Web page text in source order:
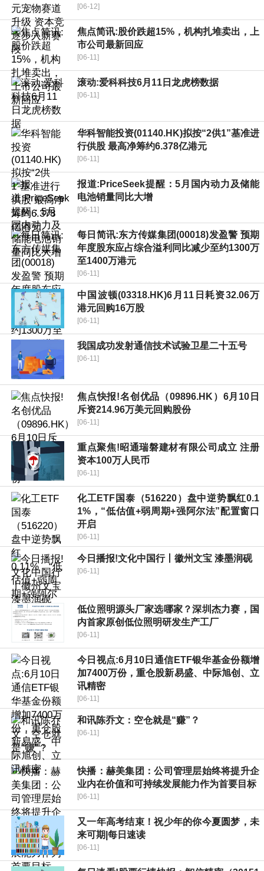
[06-12]
焦点简讯:股价跌超15%，机构扎堆卖出，上
市公司最新回应
[06-11]
滚动:爱科科技6月11日龙虎榜数据
[06-11]
华科智能投资(01140.HK)拟按“2供1”基准进
行供股 最高净筹约6.378亿港元
[06-11]
报道:PriceSeek提醒：5月国内动力及储能
电池销量同比大增
[06-11]
每日简讯:东方传媒集团(00018)发盈警 预期
年度股东应占综合溢利同比减少至约1300万
至1400万港元
[06-11]
中国波顿(03318.HK)6月11日耗资32.06万
港元回购16万股
[06-11]
我国成功发射通信技术试验卫星二十五号
[06-11]
焦点快报!名创优品（09896.HK）6月10日
斥资214.96万美元回购股份
[06-11]
重点聚焦!昭通瑞磐建材有限公司成立 注册
资本100万人民币
[06-11]
化工ETF国泰（516220）盘中逆势飘红0.1
1%，“低估值+弱周期+强阿尔法”配置窗口
开启
[06-11]
今日播报!文化中国行丨徽州文宝 漆墨润砚
[06-11]
低位照明源头厂家选哪家？深圳杰力赛，国
内首家原创低位照明研发生产工厂
[06-11]
今日视点:6月10日通信ETF银华基金份额增
加7400万份，重仓股新易盛、中际旭创、立
讯精密
[06-11]
和讯陈乔文：空仓就是“赚”？
[06-11]
快播：赫美集团：公司管理层始终将提升企
业内在价值和可持续发展能力作为首要目标
[06-11]
又一年高考结束！祝少年的你今夏圆梦，未
来可期|每日速读
[06-11]